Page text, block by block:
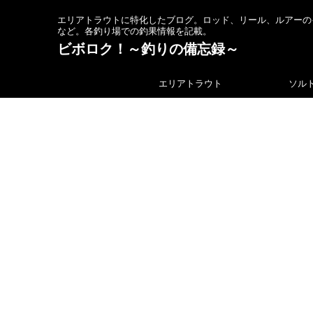
エリアトラウトに特化したブログ。ロッド、リール、ルアー
など。各釣り場での釣果情報を記載。
ビボロク！～釣りの備忘録～
エリアトラウト ソルト